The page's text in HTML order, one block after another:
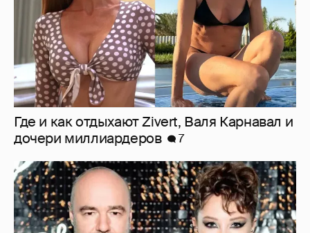
Где и как отдыхают Zivert, Валя Карнавал и
дочери миллиардеров
7